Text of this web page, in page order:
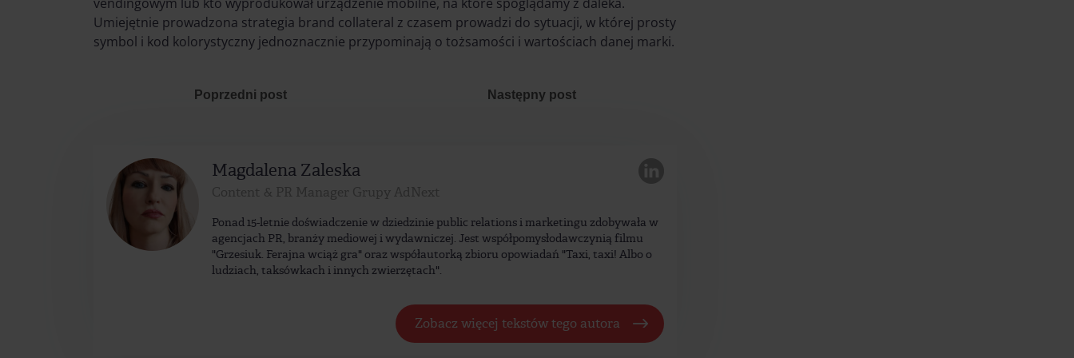
Umiejętnie prowadzona strategia brand collateral z czasem prowadzi do sytuacji, w której prosty
symbol i kod kolorystyczny jednoznacznie przypominają o tożsamości i wartościach danej marki.
Poprzedni post Następny post
Magdalena Zaleska
Ponad 15-letnie doświadczenie w dziedzinie public relations i marketingu zdobywała w
agencjach PR, branży mediowej i wydawniczej. Jest współpomysłodawczynią filmu
"Grzesiuk. Ferajna wciąż gra" oraz współautorką zbioru opowiadań "Taxi, taxi! Albo o
ludziach, taksówkach i innych zwierzętach".
Zobacz więcej tekstów tego autora